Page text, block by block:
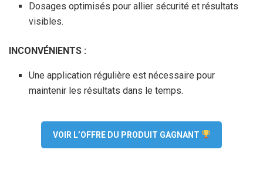
Dosages optimisés pour allier sécurité et résultats
visibles.
INCONVÉNIENTS :
Une application régulière est nécessaire pour
maintenir les résultats dans le temps.
VOIR L’OFFRE DU PRODUIT GAGNANT